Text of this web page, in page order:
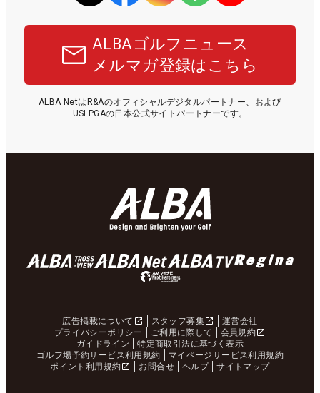
ALBAゴルフニュース
メルマガ登録はこちら
ALBA NetはR&Aのオフィシャルデジタルパートナー、および
USLPGAの日本公式サイトパートナーです。
広告掲載について スタッフ募集
運営会社
プライバシーポリシー
ご利用に際して
会員規約
ガイドライン
特定商取引法に基づく表示
ゴルフ場予約サービス利用規約
マイページサービス利用規約
ポイント利用規約
お問合せ ヘルプ サイトマップ